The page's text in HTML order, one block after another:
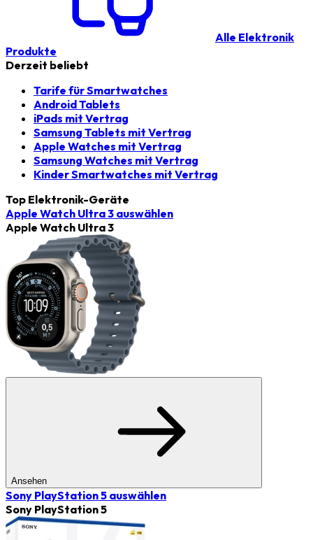
Alle Elektronik
Produkte
Derzeit beliebt
Tarife für Smartwatches
Android Tablets
iPads mit Vertrag
Samsung Tablets mit Vertrag
Apple Watches mit Vertrag
Samsung Watches mit Vertrag
Kinder Smartwatches mit Vertrag
Top Elektronik-Geräte
Apple Watch Ultra 3 auswählen
Apple Watch Ultra 3
Ansehen
Sony PlayStation 5 auswählen
Sony PlayStation 5